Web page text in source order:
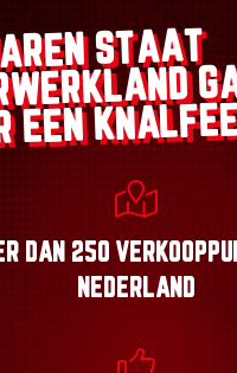
STAAT
EEN
DAN 250
NEDERLAND